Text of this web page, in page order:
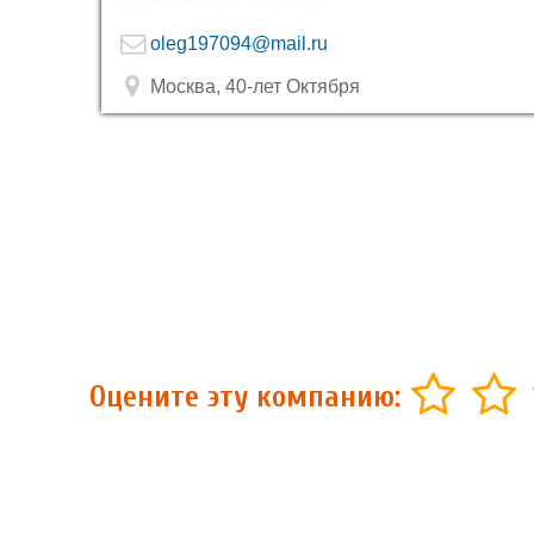
oleg197094@mail.ru
Москва, 40-лет Октября
Оцените эту компанию: